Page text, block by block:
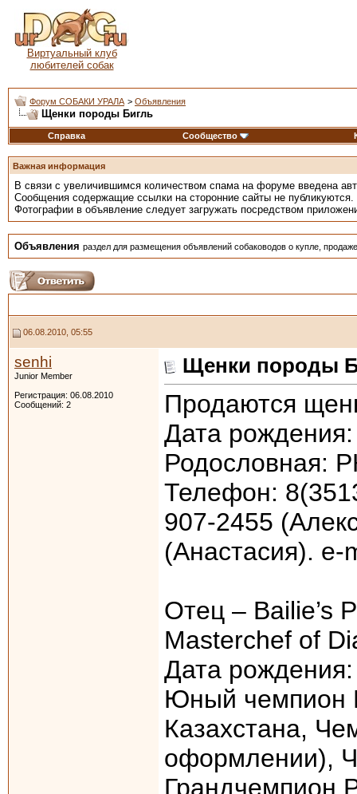
Виртуальный клуб
любителей собак
Форум СОБАКИ УРАЛА > Объявления
Щенки породы Бигль
Справка Сообщество
Важная информация
В связи с увеличившимся количеством спама на форуме введена
Сообщения содержащие ссылки на сторонние сайты не публикуются.
Фотографии в объявление следует загружать посредством
Объявления раздел для размещения объявлений собаководов о купле,
06.08.2010, 05:55
senhi
Junior Member
Регистрация: 06.08.2010
Сообщений: 2
Щенки породы
Продаются
Дата
Родословная:
Телефон:
907-2455
(Анастасия).
Отец – Bailie’s
Masterchef of
Дата
Юный чемпион
Казахстана,
оформлении),
Грандчемпион